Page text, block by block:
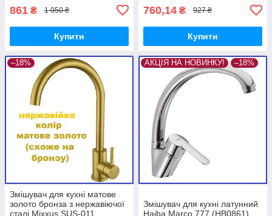
861 ₴ 1 050 ₴
Купити
760,14 ₴ 927 ₴
Купити
–18%
Змішувач для кухні матове
золото бронза з нержавіючої
сталі Mixxus SUS-011
АКЦІЯ НА НОВИНКУ! –18%
Змішувач для кухні латунний
Haiba Marco 777 (HB0861)